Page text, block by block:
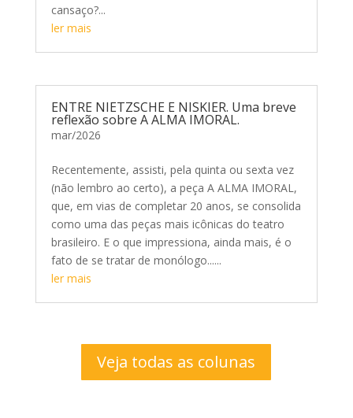
cansaço?...
ler mais
ENTRE NIETZSCHE E NISKIER. Uma breve
reflexão sobre A ALMA IMORAL.
mar/2026
Recentemente, assisti, pela quinta ou sexta vez
(não lembro ao certo), a peça A ALMA IMORAL,
que, em vias de completar 20 anos, se consolida
como uma das peças mais icônicas do teatro
brasileiro. E o que impressiona, ainda mais, é o
fato de se tratar de monólogo......
ler mais
Veja todas as colunas